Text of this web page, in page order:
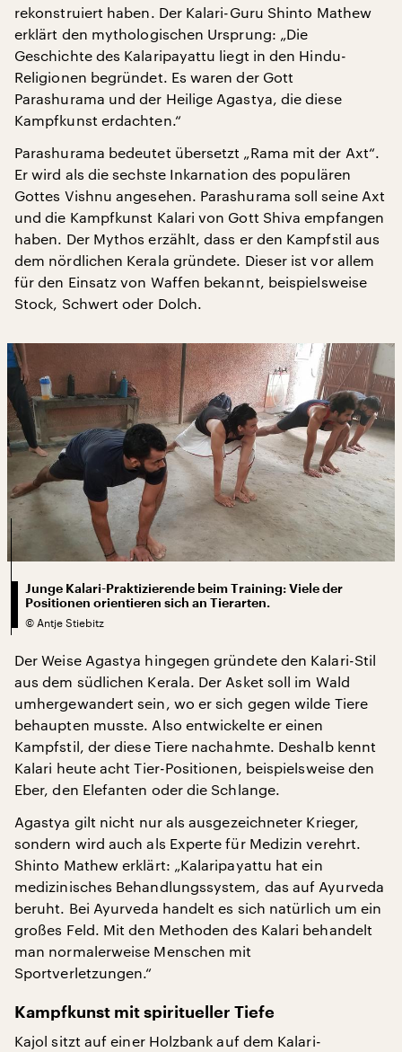
rekonstruiert haben. Der Kalari-Guru Shinto Mathew
erklärt den mythologischen Ursprung: „Die
Geschichte des Kalaripayattu liegt in den Hindu-
Religionen begründet. Es waren der Gott
Parashurama und der Heilige Agastya, die diese
Kampfkunst erdachten.“
Parashurama bedeutet übersetzt „Rama mit der Axt“.
Er wird als die sechste Inkarnation des populären
Gottes Vishnu angesehen. Parashurama soll seine Axt
und die Kampfkunst Kalari von Gott Shiva empfangen
haben. Der Mythos erzählt, dass er den Kampfstil aus
dem nördlichen Kerala gründete. Dieser ist vor allem
für den Einsatz von Waffen bekannt, beispielsweise
Stock, Schwert oder Dolch.
Junge Kalari-Praktizierende beim Training: Viele der
Positionen orientieren sich an Tierarten.
© Antje Stiebitz
Der Weise Agastya hingegen gründete den Kalari-Stil
aus dem südlichen Kerala. Der Asket soll im Wald
umhergewandert sein, wo er sich gegen wilde Tiere
behaupten musste. Also entwickelte er einen
Kampfstil, der diese Tiere nachahmte. Deshalb kennt
Kalari heute acht Tier-Positionen, beispielsweise den
Eber, den Elefanten oder die Schlange.
Agastya gilt nicht nur als ausgezeichneter Krieger,
sondern wird auch als Experte für Medizin verehrt.
Shinto Mathew erklärt: „Kalaripayattu hat ein
medizinisches Behandlungssystem, das auf Ayurveda
beruht. Bei Ayurveda handelt es sich natürlich um ein
großes Feld. Mit den Methoden des Kalari behandelt
man normalerweise Menschen mit
Sportverletzungen.“
Kampfkunst mit spiritueller Tiefe
Kajol sitzt auf einer Holzbank auf dem Kalari-